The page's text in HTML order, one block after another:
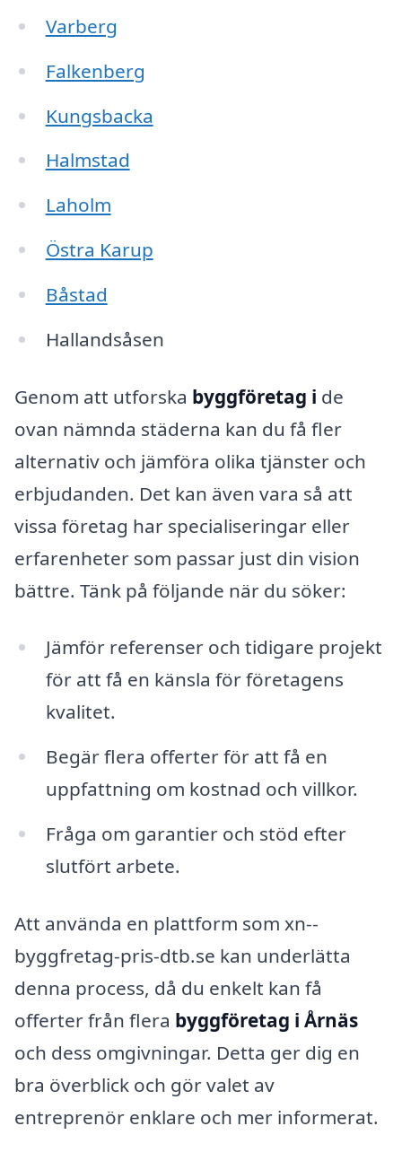
Varberg
Falkenberg
Kungsbacka
Halmstad
Laholm
Östra Karup
Båstad
Hallandsåsen
Genom att utforska byggföretag i de
ovan nämnda städerna kan du få fler
alternativ och jämföra olika tjänster och
erbjudanden. Det kan även vara så att
vissa företag har specialiseringar eller
erfarenheter som passar just din vision
bättre. Tänk på följande när du söker:
Jämför referenser och tidigare projekt
för att få en känsla för företagens
kvalitet.
Begär flera offerter för att få en
uppfattning om kostnad och villkor.
Fråga om garantier och stöd efter
slutfört arbete.
Att använda en plattform som xn--
byggfretag-pris-dtb.se kan underlätta
denna process, då du enkelt kan få
offerter från flera byggföretag i Årnäs
och dess omgivningar. Detta ger dig en
bra överblick och gör valet av
entreprenör enklare och mer informerat.